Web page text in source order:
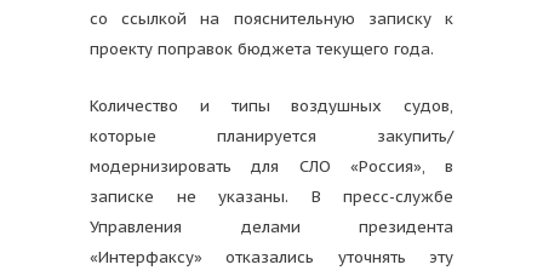
со ссылкой на пояснительную записку к
проекту поправок бюджета текущего года.
Количество и типы воздушных судов,
которые планируется закупить/
модернизировать для СЛО «Россия», в
записке не указаны. В пресс-службе
Управления делами президента
«Интерфаксу» отказались уточнять эту